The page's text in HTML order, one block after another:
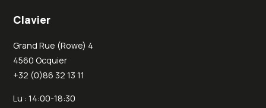
Clavier
Grand Rue (Rowe) 4
4560 Ocquier
+32 (0)86 32 13 11
Lu : 14:00-18:30